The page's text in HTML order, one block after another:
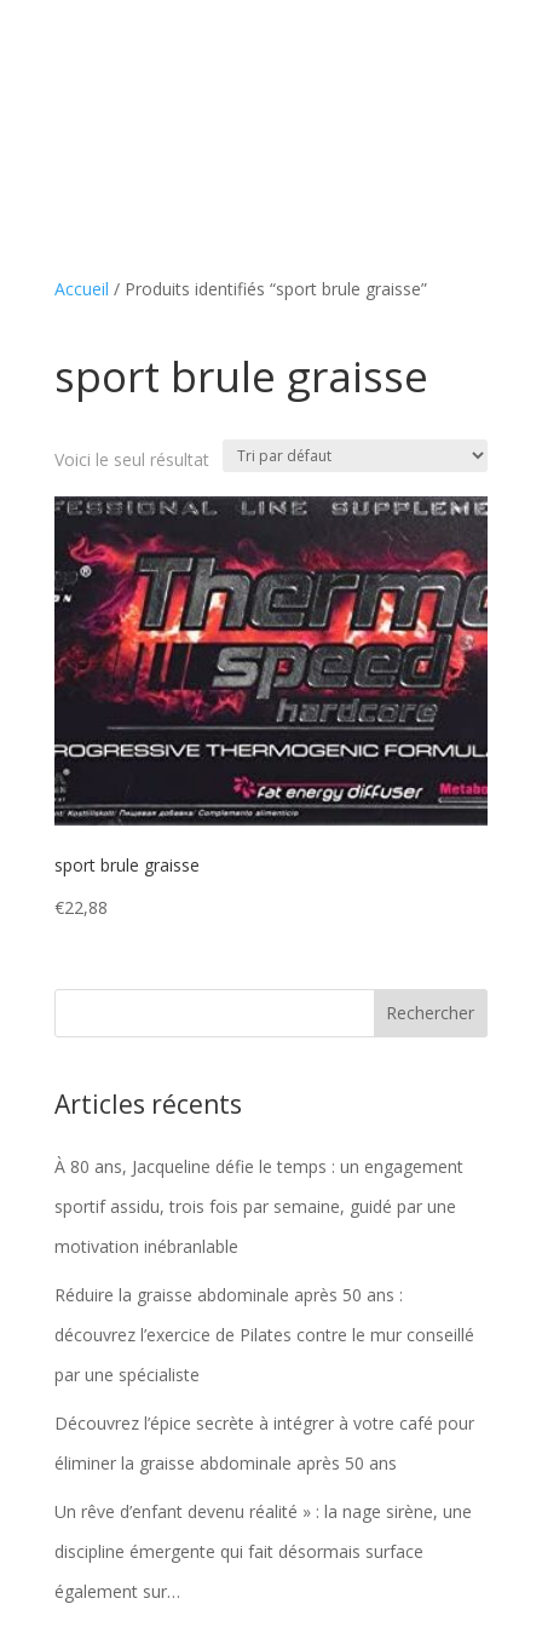
Accueil / Produits identifiés “sport brule graisse”
sport brule graisse
Voici le seul résultat
sport brule graisse
€22,88
Articles récents
À 80 ans, Jacqueline défie le temps : un engagement
sportif assidu, trois fois par semaine, guidé par une
motivation inébranlable
Réduire la graisse abdominale après 50 ans :
découvrez l’exercice de Pilates contre le mur conseillé
par une spécialiste
Découvrez l’épice secrète à intégrer à votre café pour
éliminer la graisse abdominale après 50 ans
Un rêve d’enfant devenu réalité » : la nage sirène, une
discipline émergente qui fait désormais surface
également sur…